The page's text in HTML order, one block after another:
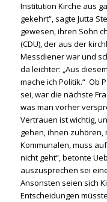
Institution Kirche aus
gekehrt“, sagte Jutta
gewesen, ihren Sohn
(CDU), der aus der
Messdiener war und
da leichter: „Aus
mache ich Politik.“ Ob
sei, war die nächste
was man vorher
Vertrauen ist wichtig,
gehen, ihnen zuhören,
Kommunalen, muss
nicht geht“, betonte
auszusprechen sei
Ansonsten seien sich
Entscheidungen